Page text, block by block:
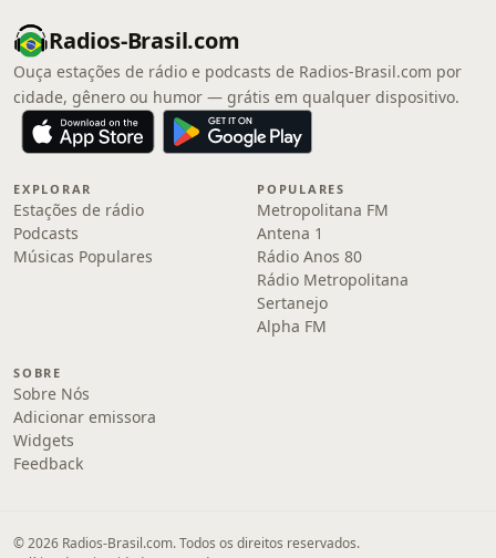
Radios-Brasil.com
Ouça estações de rádio e podcasts de Radios-Brasil.com por
cidade, gênero ou humor — grátis em qualquer dispositivo.
EXPLORAR
Estações de rádio
Podcasts
Músicas Populares
POPULARES
Metropolitana FM
Antena 1
Rádio Anos 80
Rádio Metropolitana
Sertanejo
Alpha FM
SOBRE
Sobre Nós
Adicionar emissora
Widgets
Feedback
© 2026 Radios-Brasil.com. Todos os direitos reservados.